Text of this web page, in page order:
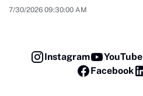
7/30/2026 09:30:00 AM
Instagram YouTube
Facebook